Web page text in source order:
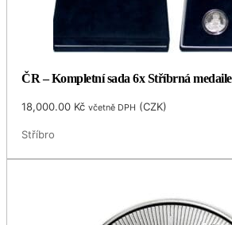
ČR – Kompletní sada 6x Stříbrná
18,000.00 Kč včetně DPH (CZK)
Stříbro